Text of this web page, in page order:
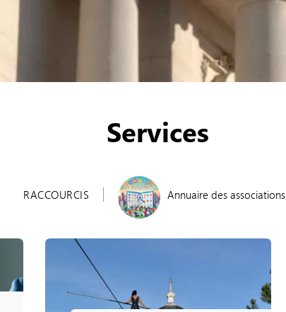
Services
RACCOURCIS Annuaire des associations